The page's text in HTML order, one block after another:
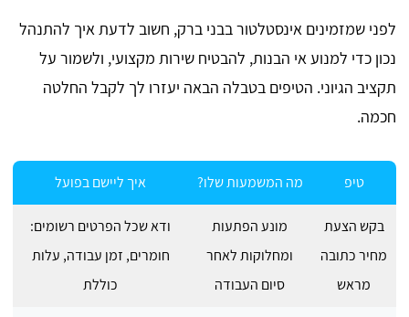
לפני שמזמינים אינסטלטור בבני ברק, חשוב לדעת איך להתנהל
נכון כדי למנוע אי הבנות, להבטיח שירות מקצועי, ולשמור על
תקציב הגיוני. הטיפים בטבלה הבאה יעזרו לך לקבל החלטה
חכמה.
טיפ מה המשמעות שלו? איך ליישם בפועל
בקש הצעת
מחיר כתובה
מראש
מונע הפתעות
ומחלוקות לאחר
סיום העבודה
ודא שכל הפרטים רשומים:
חומרים, זמן עבודה, עלות
כוללת